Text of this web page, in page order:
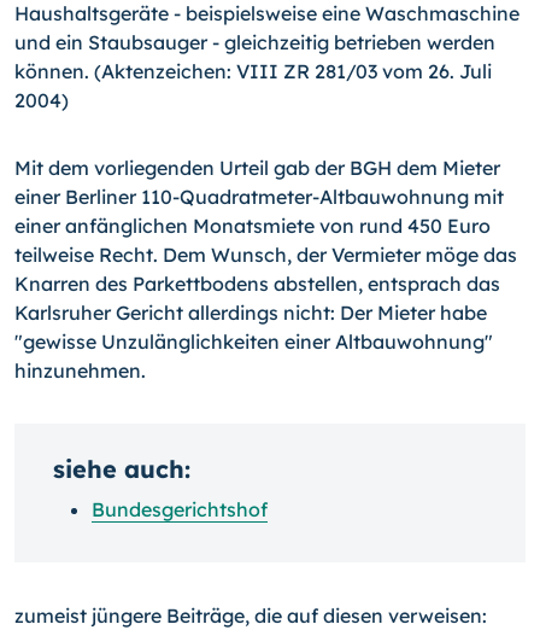
Haushaltsgeräte - beispielsweise eine Waschmaschine
und ein Staubsauger - gleichzeitig betrieben werden
können. (Aktenzeichen: VIII ZR 281/03 vom 26. Juli
2004)
Mit dem vorliegenden Urteil gab der BGH dem Mieter
einer Berliner 110-Quadratmeter-Altbauwohnung mit
einer anfänglichen Monatsmiete von rund 450 Euro
teilweise Recht. Dem Wunsch, der Vermieter möge das
Knarren des Parkettbodens abstellen, entsprach das
Karlsruher Gericht allerdings nicht: Der Mieter habe
"gewisse Unzulänglichkeiten einer Altbauwohnung"
hinzunehmen.
siehe auch:
Bundesgerichtshof
zumeist jüngere Beiträge, die auf diesen verweisen: